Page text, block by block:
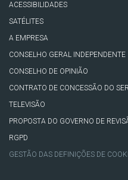
ACESSIBILIDADES
SATÉLITES
A EMPRESA
CONSELHO GERAL INDEPENDENTE
CONSELHO DE OPINIÃO
CONTRATO DE CONCESSÃO DO
TELEVISÃO
PROPOSTA DO GOVERNO DE
RGPD
GESTÃO DAS DEFINIÇÕES DE